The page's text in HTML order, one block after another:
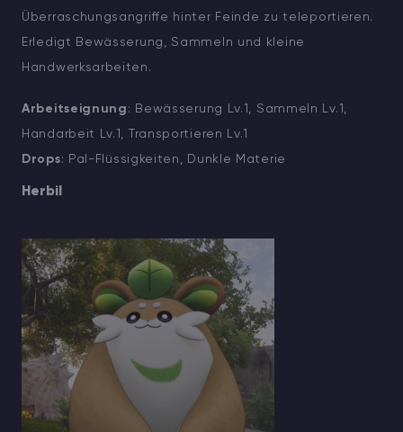
Überraschungsangriffe hinter Feinde zu teleportieren.
Erledigt Bewässerung, Sammeln und kleine
Handwerksarbeiten.
Arbeitseignung : Bewässerung Lv.1, Sammeln Lv.1,
Handarbeit Lv.1, Transportieren Lv.1
Drops: Pal-Flüssigkeiten, Dunkle Materie
Herbil